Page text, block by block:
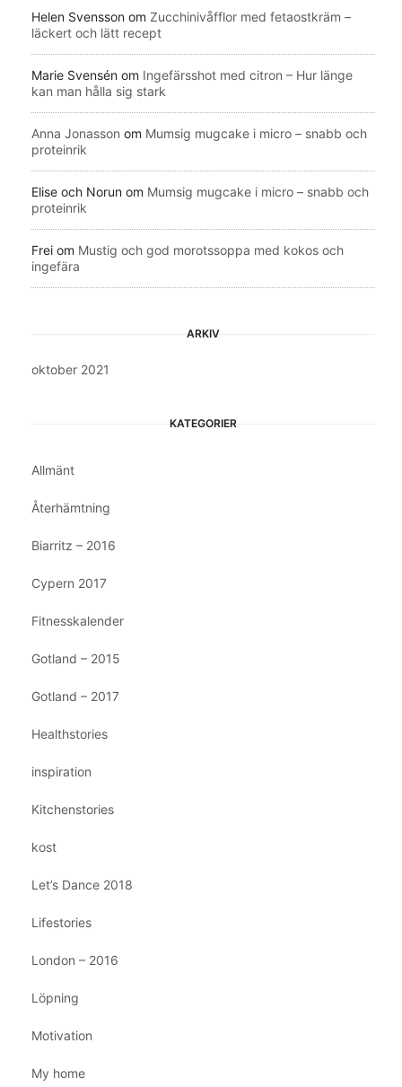
Helen Svensson om Zucchinivåfflor med fetaostkräm –
läckert och lätt recept
Marie Svensén om Ingefärsshot med citron – Hur länge
kan man hålla sig stark
Anna Jonasson om Mumsig mugcake i micro – snabb och
proteinrik
Elise och Norun om Mumsig mugcake i micro – snabb och
proteinrik
Frei om Mustig och god morotssoppa med kokos och
ingefära
ARKIV
oktober 2021
KATEGORIER
Allmänt
Återhämtning
Biarritz – 2016
Cypern 2017
Fitnesskalender
Gotland – 2015
Gotland – 2017
Healthstories
inspiration
Kitchenstories
kost
Let’s Dance 2018
Lifestories
London – 2016
Löpning
Motivation
My home